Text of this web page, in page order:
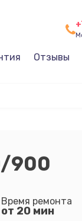
Отзывы
900
Время ремонта
от 20 мин